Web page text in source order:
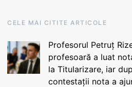
CELE MAI CITITE ARTICOLE
Profesorul Petruț
profesoară a luat
la Titularizare, iar
contestații nota a